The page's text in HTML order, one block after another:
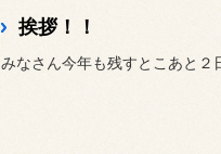
挨拶！！
みなさん今年も残すとこあと２